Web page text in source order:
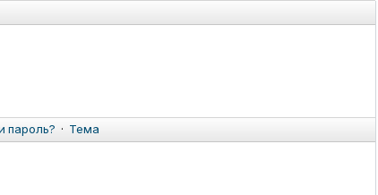
пароль? · Тема